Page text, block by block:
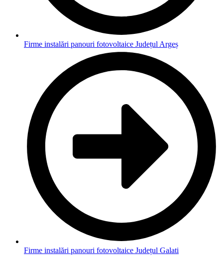
Firme instalări panouri fotovoltaice Județul Argeș
Firme instalări panouri fotovoltaice Județul Galati